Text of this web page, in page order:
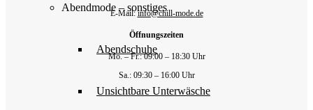
Abendmode – sonstiges
Abendschuhe
Unsichtbare Unterwäsche
E-Mail:info@chill-mode.de
Öffnungszeiten
Mo. – Fr.: 09:00 – 18:30 Uhr
Sa.: 09:30 – 16:00 Uhr